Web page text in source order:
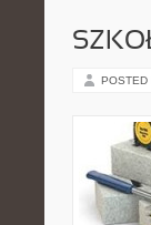
POSTED